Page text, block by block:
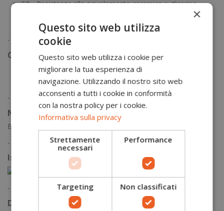
SR - Resistenza allo scivolamento ceramica e glicerina
Suola mono densità
-
Composizione materiali
Tomaia: Microfibra resistente all'acqua
Suola: PU
-
Norme
EN ISO 20345:2022 S2
-
Istruzioni di lavaggio
-
Documentazione
×
Questo sito web utilizza
cookie
Questo sito web utilizza i cookie per
migliorare la tua esperienza di
navigazione. Utilizzando il nostro sito web
acconsenti a tutti i cookie in conformità
con la nostra policy per i cookie.
Informativa sulla privacy
Strettamente
necessari
Performance
Targeting Non classificati